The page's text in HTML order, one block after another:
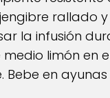
rallado
la infusión
limón en
en